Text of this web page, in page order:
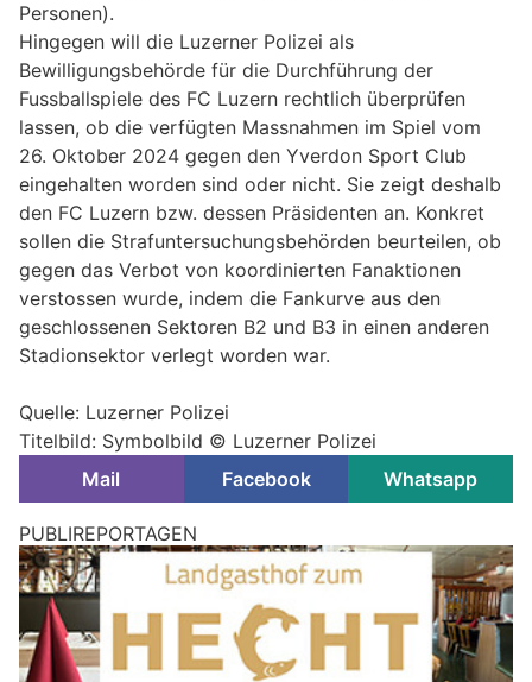
Personen).
Hingegen will die Luzerner Polizei als
Bewilligungsbehörde für die Durchführung der
Fussballspiele des FC Luzern rechtlich überprüfen
lassen, ob die verfügten Massnahmen im Spiel vom
26. Oktober 2024 gegen den Yverdon Sport Club
eingehalten worden sind oder nicht. Sie zeigt deshalb
den FC Luzern bzw. dessen Präsidenten an. Konkret
sollen die Strafuntersuchungsbehörden beurteilen, ob
gegen das Verbot von koordinierten Fanaktionen
verstossen wurde, indem die Fankurve aus den
geschlossenen Sektoren B2 und B3 in einen anderen
Stadionsektor verlegt worden war.
Quelle: Luzerner Polizei
Titelbild: Symbolbild © Luzerner Polizei
Mail
Facebook Whatsapp
Luzern LU: Polizei warnt vor dubiosen
Goldankäufern an der Haustür
27.05.26 VON BELMEDIA REDAKTION
Alle gewerbsmässigen Ankäufe von Altedelmetallen
unterstehen seit 2023 einer Registrierungspflicht.